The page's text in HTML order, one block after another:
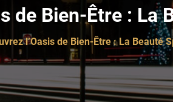
de Bien-Être : La
l’Oasis de Bien-Être : La Beauté